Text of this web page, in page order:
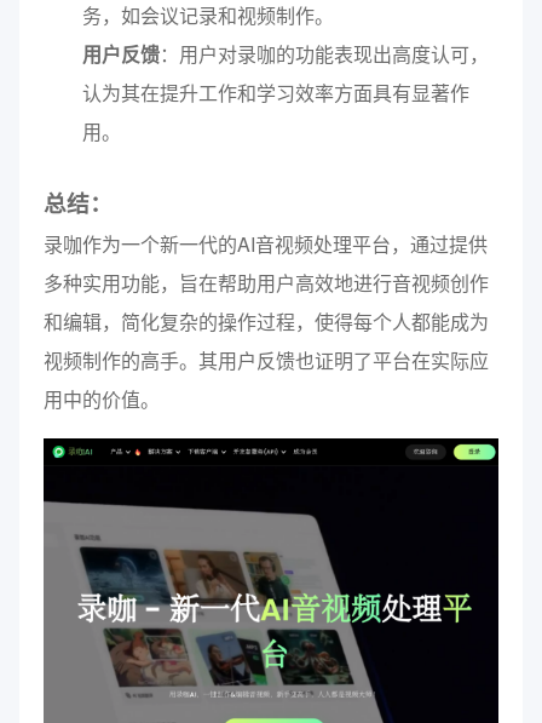
务，如会议记录和视频制作。
用户反馈：用户对录咖的功能表现出高度认可，
认为其在提升工作和学习效率方面具有显著作
用。
总结：
录咖作为一个新一代的AI音视频处理平台，通过提供
多种实用功能，旨在帮助用户高效地进行音视频创作
和编辑，简化复杂的操作过程，使得每个人都能成为
视频制作的高手。其用户反馈也证明了平台在实际应
用中的价值。